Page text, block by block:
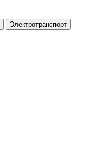
Электротранспорт